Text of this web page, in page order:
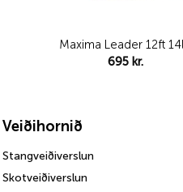
Maxima Leader 12ft
695 kr.
Veiðihornið
Stangveiðiverslun
Skotveiðiverslun